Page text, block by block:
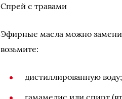
Спрей с травами
Эфирные масла можно
возьмите:
дистиллированную воду;